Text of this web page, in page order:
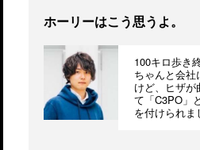
ホーリーはこう思うよ。
100キロ歩き
ちゃんと会
けど、ヒザ
て「C3PO」
を付けられま